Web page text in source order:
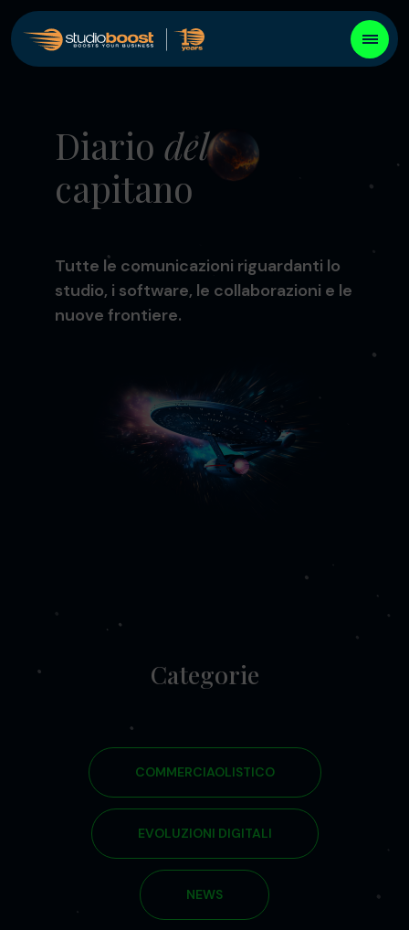
Diario del
capitano
Tutte le comunicazioni riguardanti lo
studio, i software, le collaborazioni e le
nuove frontiere.
Categorie
COMMERCIAOLISTICO
EVOLUZIONI DIGITALI
NEWS